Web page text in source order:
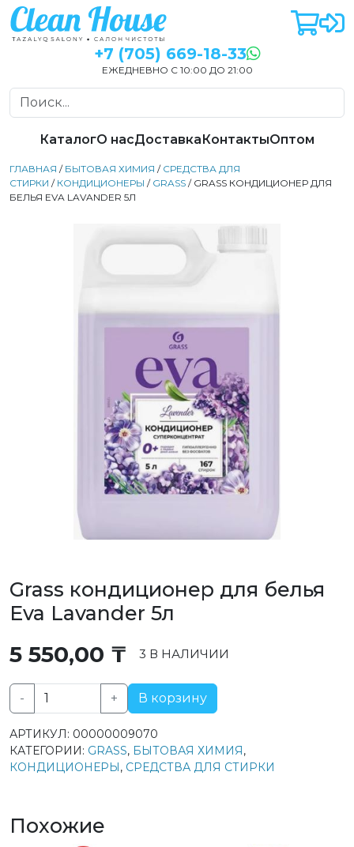
+7 (705) 669-18-33
ЕЖЕДНЕВНО С 10:00 ДО 21:00
КаталогО насДоставкаКонтактыОптом
ГЛАВНАЯ / БЫТОВАЯ ХИМИЯ / СРЕДСТВА ДЛЯ
СТИРКИ / КОНДИЦИОНЕРЫ / GRASS / GRASS КОНДИЦИОНЕР ДЛЯ
БЕЛЬЯ EVA LAVANDER 5Л
Grass кондиционер для белья
Eva Lavander 5л
5 550,00 ₸ 3 В НАЛИЧИИ
-
Количество
Grass
кондиционер
Eva
+ В корзину
АРТИКУЛ: 00000009070
КАТЕГОРИИ: GRASS, БЫТОВАЯ ХИМИЯ,
КОНДИЦИОНЕРЫ, СРЕДСТВА ДЛЯ СТИРКИ
Похожие